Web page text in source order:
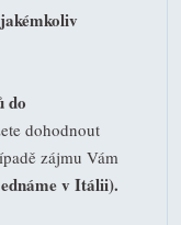
jakémkoliv
do
dohodnout
zájmu Vám
v Itálii).